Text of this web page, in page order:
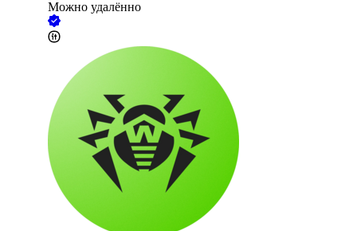
Можно удалённо